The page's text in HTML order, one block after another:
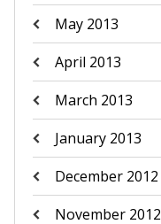
May 2013
April 2013
March 2013
January 2013
December 2012
November 2012